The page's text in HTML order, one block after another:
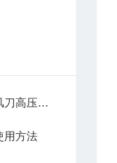
压风机
用方法